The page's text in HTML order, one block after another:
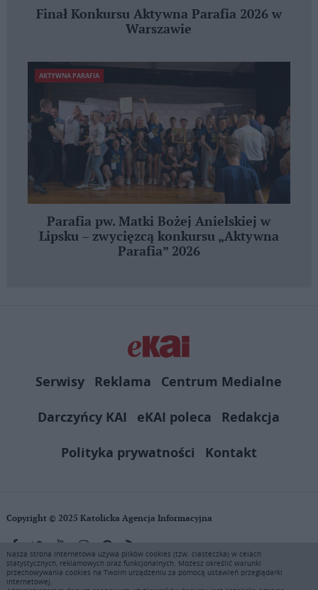
Finał Konkursu Aktywna Parafia 2026 w
Warszawie
AKTYWNA PARAFIA
Parafia pw. Matki Bożej Anielskiej w
Lipsku – zwycięzcą konkursu „Aktywna
Parafia” 2026
Serwisy Reklama
Centrum Medialne
Darczyńcy KAI
eKAI poleca
Redakcja
Polityka prywatności
Kontakt
Copyright © 2025 Katolicka Agencja Informacyjna
KAI zastrzega wszelkie prawa do serwisu. Użytkownicy mogą pobierać
i drukować fragmenty zawartości serwisu internetowego www.ekai.pl
Nasza strona internetowa używa plików cookies (tzw. ciasteczka) w celach
statystycznych, reklamowych oraz funkcjonalnych. Możesz określić warunki
przechowywania cookies na Twoim urządzeniu za pomocą ustawień przeglądarki
internetowej.